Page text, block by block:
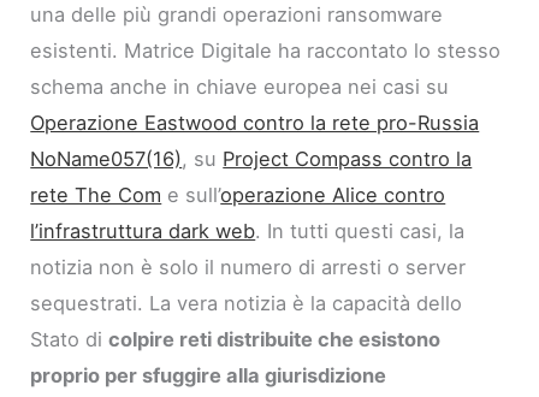
una delle più grandi operazioni ransomware
esistenti. Matrice Digitale ha raccontato lo stesso
schema anche in chiave europea nei casi su
Operazione Eastwood contro la rete pro-Russia
NoName057(16), su Project Compass contro la
rete The Com e sull’operazione Alice contro
l’infrastruttura dark web. In tutti questi casi, la
notizia non è solo il numero di arresti o server
sequestrati. La vera notizia è la capacità dello
Stato dicolpire reti distribuite che esistono
proprio per sfuggire alla giurisdizione